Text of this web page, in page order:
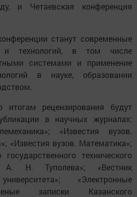
и Четаевская конференция
станут современные
и технологий, в том числе
системами и применение
в науке, образовании
рецензирования будут
в научных журналах:
«Известия вузов.
«Известия вузов. Математика»;
технического
А. Н. Туполева»; «Вестник
«Электронные
записки Казанского